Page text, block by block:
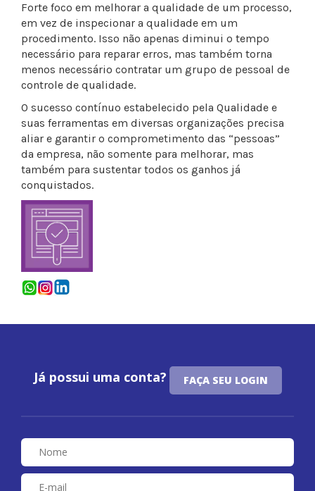
Forte foco em melhorar a qualidade de um processo,
em vez de inspecionar a qualidade em um
procedimento. Isso não apenas diminui o tempo
necessário para reparar erros, mas também torna
menos necessário contratar um grupo de pessoal de
controle de qualidade.
O sucesso contínuo estabelecido pela Qualidade e
suas ferramentas em diversas organizações precisa
aliar e garantir o comprometimento das “pessoas”
da empresa, não somente para melhorar, mas
também para sustentar todos os ganhos já
conquistados.
Já possui uma conta? FAÇA SEU LOGIN